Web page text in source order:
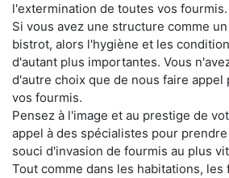
l'extermination de toutes vos fourmis.
Si vous avez une structure comme
bistrot, alors l'hygiène et les
d'autant plus importantes. Vous
d'autre choix que de nous faire
vos fourmis.
Pensez à l'image et au prestige de
appel à des spécialistes pour
souci d'invasion de fourmis au plus
Tout comme dans les habitations,